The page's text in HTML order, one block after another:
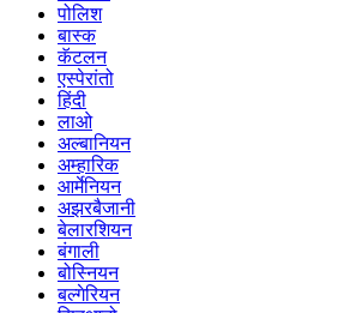
पोलिश
बास्क
कॅटलन
एस्पेरांतो
हिंदी
लाओ
अल्बानियन
अम्हारिक
आर्मेनियन
अझरबैजानी
बेलारशियन
बंगाली
बोस्नियन
बल्गेरियन